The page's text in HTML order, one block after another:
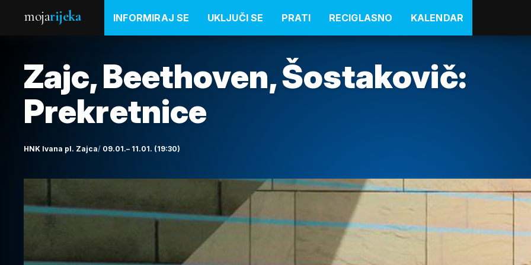
mojarijeka INFORMIRAJ SE UKLJUČI SE PRATI RECIGLASNO KALENDAR
Zajc, Beethoven, Šostakovič:
Prekretnice
HNK Ivana pl. Zajca 09.01.– 11.01. (19:30)